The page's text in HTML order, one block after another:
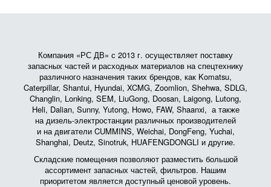
Компания «РС ДВ» с 2013 г. осуществляет поставку
запасных частей и расходных материалов на спецтехнику
различного назначения таких брендов, как Komatsu,
Caterpillar, Shantui, Hyundai, XCMG, Zoomlion, Shehwa, SDLG,
Changlin, Lonking, SEM, LiuGong, Doosan, Laigong, Lutong,
Heli, Dalian, Sunny, Yutong, Howo, FAW, Shaanxi, а также
на дизель-электростанции различных производителей
и на двигатели CUMMINS, Weichai, DongFeng, Yuchai,
Shanghai, Deutz, Sinotruk, HUAFENGDONGLI и другие.
Складские помещения позволяют разместить большой
ассортимент запасных частей, фильтров. Нашим
приоритетом является доступный ценовой уровень.